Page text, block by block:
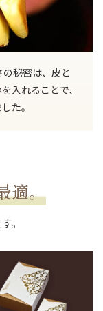
秘密は、皮と
入れることで、
た。
適。
。